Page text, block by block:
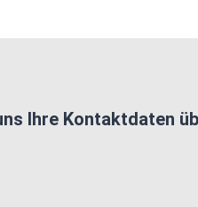
Ihre Kontaktdaten